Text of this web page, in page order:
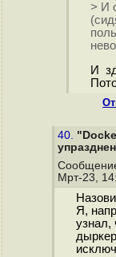
> И
И
40.
Мрт-23,
Я,
узнал,